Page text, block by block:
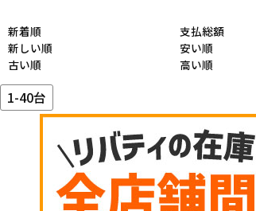
新着順
新しい順
古い順
支払総額
安い順
高い順
1-40台